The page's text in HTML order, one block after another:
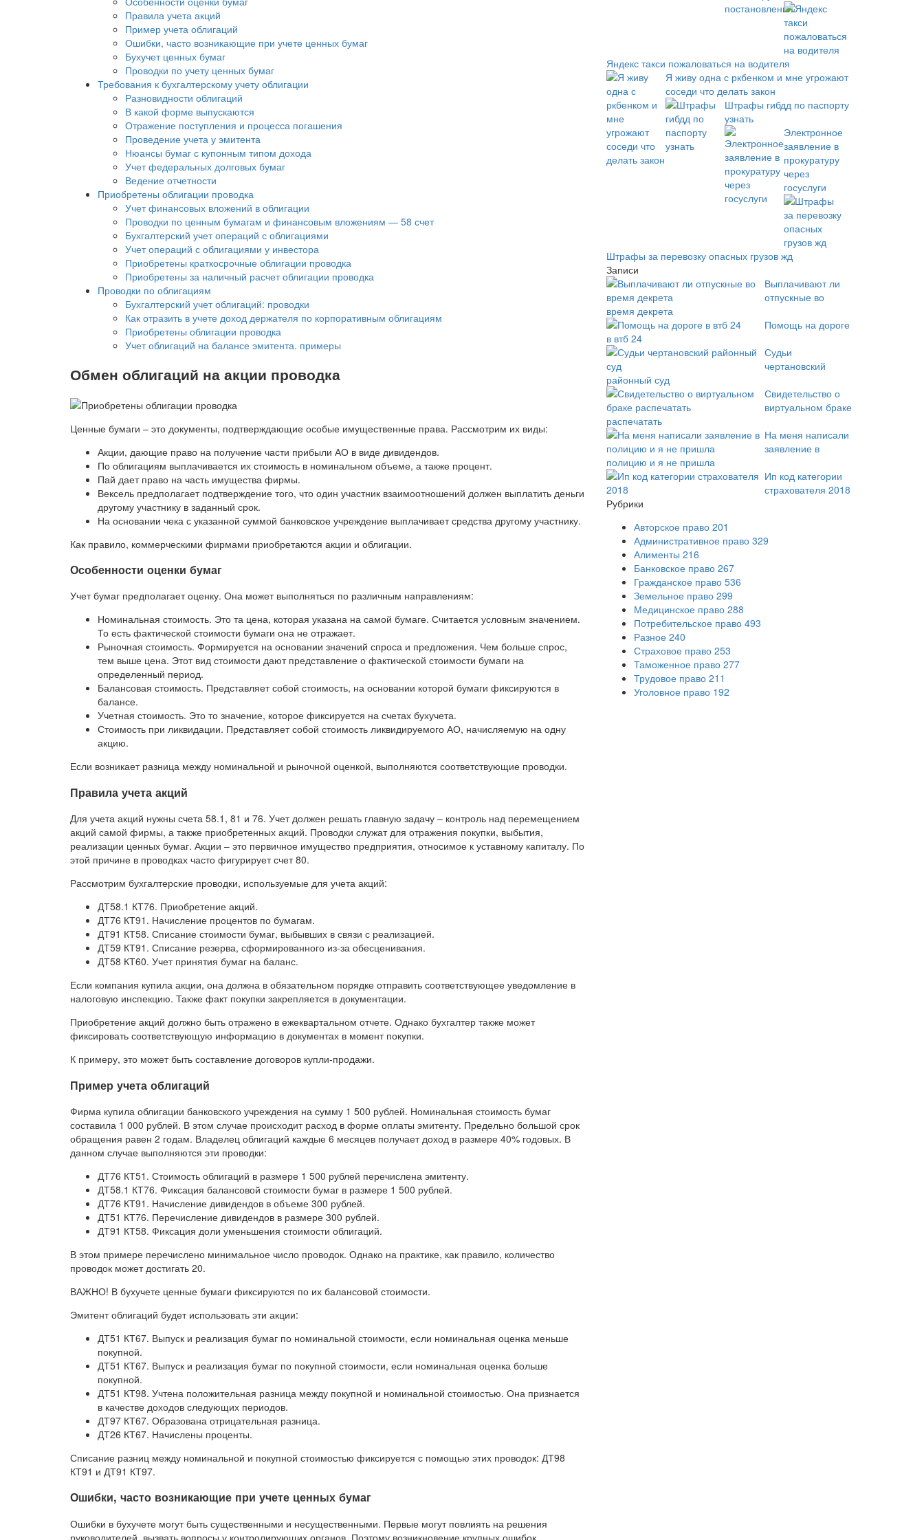
Правила учета акций
Пример учета облигаций
Ошибки, часто возникающие при учете ценных бумаг
Бухучет ценных бумаг
Проводки по учету ценных бумаг
Требования к бухгалтерскому учету облигации
Разновидности облигаций
В какой форме выпускаются
Отражение поступления и процесса погашения
Проведение учета у эмитента
Нюансы бумаг с купонным типом дохода
Учет федеральных долговых бумаг
Ведение отчетности
Приобретены облигации проводка
Учет финансовых вложений в облигации
Проводки по ценным бумагам и финансовым вложениям — 58 счет
Бухгалтерский учет операций с облигациями
Учет операций с облигациями у инвестора
Приобретены краткосрочные облигации проводка
Приобретены за наличный расчет облигации проводка
Проводки по облигациям
Бухгалтерский учет облигаций: проводки
Как отразить в учете доход держателя по корпоративным облигациям
Приобретены облигации проводка
Учет облигаций на балансе эмитента. примеры
Обмен облигаций на акции проводка
Ценные бумаги – это документы, подтверждающие особые имущественные права. Рассмотрим их виды:
Акции, дающие право на получение части прибыли АО в виде дивидендов.
По облигациям выплачивается их стоимость в номинальном объеме, а также процент.
Пай дает право на часть имущества фирмы.
Вексель предполагает подтверждение того, что один участник взаимоотношений должен выплатить деньги
другому участнику в заданный срок.
На основании чека с указанной суммой банковское учреждение выплачивает средства другому участнику.
Как правило, коммерческими фирмами приобретаются акции и облигации.
Особенности оценки бумаг
Учет бумаг предполагает оценку. Она может выполняться по различным направлениям:
Номинальная стоимость. Это та цена, которая указана на самой бумаге. Считается условным значением.
То есть фактической стоимости бумаги она не отражает.
Рыночная стоимость. Формируется на основании значений спроса и предложения. Чем больше спрос,
тем выше цена. Этот вид стоимости дают представление о фактической стоимости бумаги на
определенный период.
Балансовая стоимость. Представляет собой стоимость, на основании которой бумаги фиксируются в
балансе.
Учетная стоимость. Это то значение, которое фиксируется на счетах бухучета.
Стоимость при ликвидации. Представляет собой стоимость ликвидируемого АО, начисляемую на одну
акцию.
Если возникает разница между номинальной и рыночной оценкой, выполняются соответствующие проводки.
Правила учета акций
Для учета акций нужны счета 58.1, 81 и 76. Учет должен решать главную задачу – контроль над перемещением
акций самой фирмы, а также приобретенных акций. Проводки служат для отражения покупки, выбытия,
реализации ценных бумаг. Акции – это первичное имущество предприятия, относимое к уставному капиталу. По
этой причине в проводках часто фигурирует счет 80.
Рассмотрим бухгалтерские проводки, используемые для учета акций:
ДТ58.1 КТ76. Приобретение акций.
ДТ76 КТ91. Начисление процентов по бумагам.
ДТ91 КТ58. Списание стоимости бумаг, выбывших в связи с реализацией.
ДТ59 КТ91. Списание резерва, сформированного из-за обесценивания.
ДТ58 КТ60. Учет принятия бумаг на баланс.
Если компания купила акции, она должна в обязательном порядке отправить соответствующее уведомление в
налоговую инспекцию. Также факт покупки закрепляется в документации.
Приобретение акций должно быть отражено в ежеквартальном отчете. Однако бухгалтер также может
фиксировать соответствующую информацию в документах в момент покупки.
К примеру, это может быть составление договоров купли-продажи.
Пример учета облигаций
Фирма купила облигации банковского учреждения на сумму 1 500 рублей. Номинальная стоимость бумаг
составила 1 000 рублей. В этом случае происходит расход в форме оплаты эмитенту. Предельно большой срок
обращения равен 2 годам. Владелец облигаций каждые 6 месяцев получает доход в размере 40% годовых. В
данном случае выполняются эти проводки:
ДТ76 КТ51. Стоимость облигаций в размере 1 500 рублей перечислена эмитенту.
ДТ58.1 КТ76. Фиксация балансовой стоимости бумаг в размере 1 500 рублей.
ДТ76 КТ91. Начисление дивидендов в объеме 300 рублей.
ДТ51 КТ76. Перечисление дивидендов в размере 300 рублей.
ДТ91 КТ58. Фиксация доли уменьшения стоимости облигаций.
В этом примере перечислено минимальное число проводок. Однако на практике, как правило, количество
проводок может достигать 20.
ВАЖНО! В бухучете ценные бумаги фиксируются по их балансовой стоимости.
Эмитент облигаций будет использовать эти акции:
ДТ51 КТ67. Выпуск и реализация бумаг по номинальной стоимости, если номинальная оценка меньше
покупной.
ДТ51 КТ67. Выпуск и реализация бумаг по покупной стоимости, если номинальная оценка больше
покупной.
ДТ51 КТ98. Учтена положительная разница между покупной и номинальной стоимостью. Она признается
в качестве доходов следующих периодов.
ДТ97 КТ67. Образована отрицательная разница.
ДТ26 КТ67. Начислены проценты.
Списание разниц между номинальной и покупной стоимостью фиксируется с помощью этих проводок: ДТ98
КТ91 и ДТ91 КТ97.
Ошибки, часто возникающие при учете ценных бумаг
Ошибки в бухучете могут быть существенными и несущественными. Первые могут повлиять на решения
руководителей, вызвать вопросы у контролирующих органов. Поэтому возникновение крупных ошибок
Яндекс такси пожаловаться на водителя
Я живу одна с ркбенком и мне угрожают
соседи что делать закон
Штрафы гибдд по паспорту
узнать
Электронное
заявление в
прокуратуру
через
госуслуги
Штрафы за перевозку опасных грузов жд
Записи
Выплачивают ли
отпускные во
время декрета
Помощь на дороге
в втб 24
Судьи
чертановский
районный суд
Свидетельство о
виртуальном браке
распечатать
На меня написали
заявление в
полицию и я не пришла
Ип код категории
страхователя 2018
Рубрики
Авторское право 201
Административное право 329
Алименты 216
Банковское право 267
Гражданское право 536
Земельное право 299
Медицинское право 288
Потребительское право 493
Разное 240
Страховое право 253
Таможенное право 277
Трудовое право 211
Уголовное право 192